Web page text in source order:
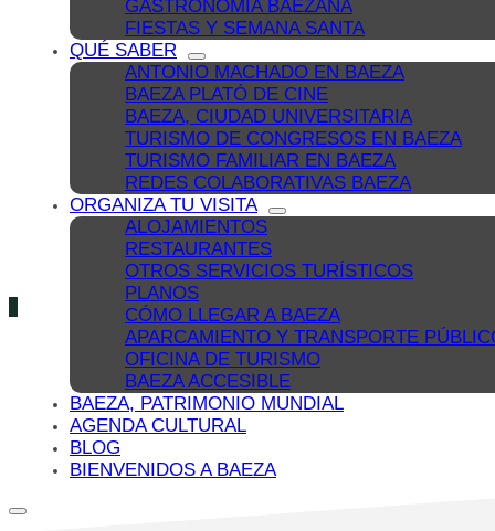
GASTRONOMÍA BAEZANA
FIESTAS Y SEMANA SANTA
QUÉ SABER
ANTONIO MACHADO EN BAEZA
BAEZA PLATÓ DE CINE
BAEZA, CIUDAD UNIVERSITARIA
TURISMO DE CONGRESOS EN BAEZA
TURISMO FAMILIAR EN BAEZA
REDES COLABORATIVAS BAEZA
ORGANIZA TU VISITA
ALOJAMIENTOS
RESTAURANTES
OTROS SERVICIOS TURÍSTICOS
PLANOS
CÓMO LLEGAR A BAEZA
APARCAMIENTO Y TRANSPORTE
OFICINA DE TURISMO
BAEZA ACCESIBLE
BAEZA, PATRIMONIO MUNDIAL
AGENDA CULTURAL
BLOG
BIENVENIDOS A BAEZA